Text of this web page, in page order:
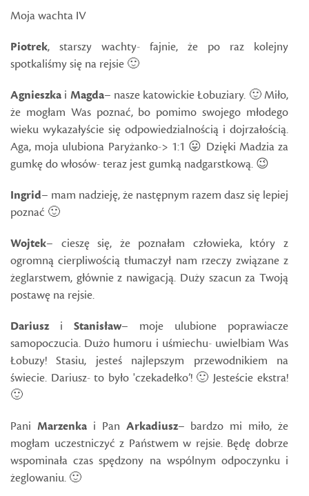
Moja wachta IV
Piotrek, starszy wachty- fajnie, że po raz kolejny
spotkaliśmy się na rejsie 🙂
Agnieszka i Magda– nasze katowickie Łobuziary. 🙂 Miło,
że mogłam Was poznać, bo pomimo swojego młodego
wieku wykazałyście się odpowiedzialnością i dojrzałością.
Aga, moja ulubiona Paryżanko-> 1:1 😛 Dzięki Madzia za
gumkę do włosów- teraz jest gumką nadgarstkową. 😉
Ingrid– mam nadzieję, że następnym razem dasz się lepiej
poznać 🙂
Wojtek– cieszę się, że poznałam człowieka, który z
ogromną cierpliwością tłumaczył nam rzeczy związane z
żeglarstwem, głównie z nawigacją. Duży szacun za Twoją
postawę na rejsie.
Dariuszi Stanisław– moje ulubione poprawiacze
samopoczucia. Dużo humoru i uśmiechu- uwielbiam Was
Łobuzy! Stasiu, jesteś najlepszym przewodnikiem na
świecie. Dariusz- to było 'czekadełko’! 🙂 Jesteście ekstra!
🙂
Pani Marzenkai Pan Arkadiusz– bardzo mi miło, że
mogłam uczestniczyć z Państwem w rejsie. Będę dobrze
wspominała czas spędzony na wspólnym odpoczynku i
żeglowaniu. 🙂